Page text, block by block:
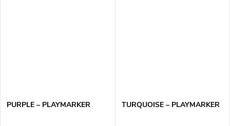
PURPLE – PLAYMARKER TURQUOISE – PLAYMARKER